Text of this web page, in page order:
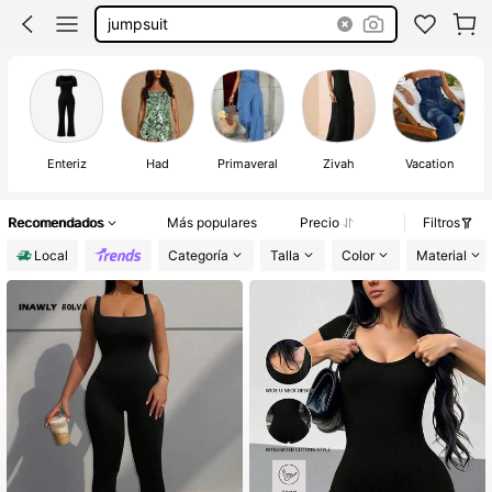
jumpsuit
Enteriz Had Primaveral Zivah Vacation
Recomendados Más populares Precio
Filtros
Local
Categoría Talla Color Material